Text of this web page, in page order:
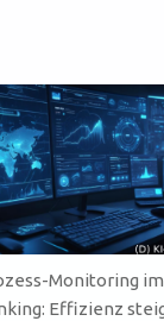
Monitoring im
Effizienz